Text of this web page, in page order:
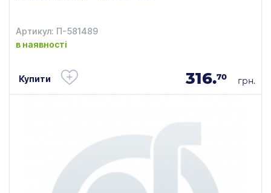
Артикул: П-581489
в наявності
Купити 316.70 грн.